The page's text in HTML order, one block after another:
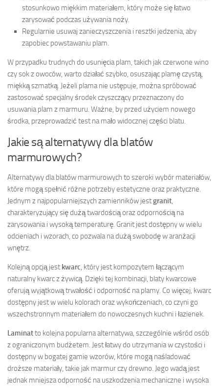
stosunkowo miękkim materiałem, który może się łatwo
zarysować podczas używania noży.
Regularnie usuwaj zanieczyszczenia i resztki jedzenia, aby
zapobiec powstawaniu plam.
W przypadku trudnych do usunięcia plam, takich jak czerwone wino
czy sok z owoców, warto działać szybko, osuszając plamę czystą,
miękką szmatką. Jeżeli plama nie ustępuje, można spróbować
zastosować specjalny środek czyszczący przeznaczony do
usuwania plam z marmuru. Ważne, by przed użyciem nowego
środka, przeprowadzić test na mało widocznej części blatu.
Jakie są alternatywy dla blatów
marmurowych?
Alternatywy dla blatów marmurowych to szeroki wybór materiałów,
które mogą spełnić różne potrzeby estetyczne oraz praktyczne.
Jednym z najpopularniejszych zamienników jestgranit,
charakteryzujący się dużą twardością oraz odpornością na
zarysowania i wysoką temperaturę. Granit jest dostępny w wielu
odcieniach i wzorach, co pozwala na dużą swobodę w aranżacji
wnętrz.
Kolejną opcją jest kwarc, który jest kompozytem łączącym
naturalny kwarc z żywicą. Dzięki tej kombinacji, blaty kwarcowe
oferują wyjątkową trwałość i odporność na plamy. Co więcej, kwarc
dostępny jest w wielu kolorach oraz wykończeniach, co czyni go
wszechstronnym materiałem do nowoczesnych kuchni i łazienek.
Laminatto kolejna popularna alternatywa, szczególnie wśród osób
z ograniczonym budżetem. Jest łatwy do utrzymania w czystości i
dostępny w bogatej gamie wzorów, które mogą naśladować
droższe materiały, takie jak marmur czy drewno. Jego wadą jest
jednak mniejsza odporność na uszkodzenia mechaniczne i wysoka